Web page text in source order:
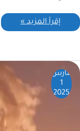
إقرأ المزيد »
مارس
1
2025